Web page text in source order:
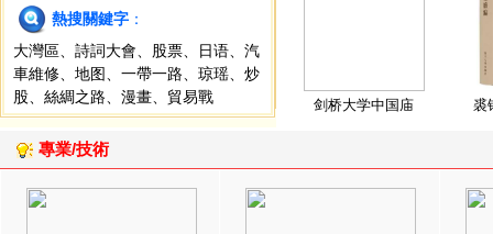
熱搜關鍵字 ：
大灣區
詩詞大會 股票 日语
汽
車維修
地图 一帶一路 琼瑶
炒
股
絲綢之路 漫畫 貿易戰 剑桥大学中国庙 裘
專業/技術